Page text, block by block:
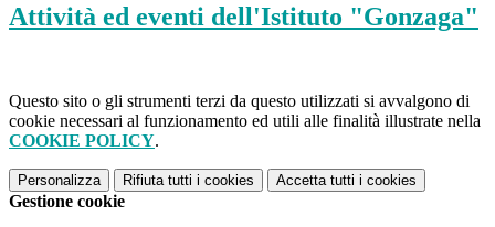
Attività ed eventi dell'Istituto "Gonzaga"
Questo sito o gli strumenti terzi da questo utilizzati si avvalgono di
cookie necessari al funzionamento ed utili alle finalità illustrate nella
COOKIE POLICY.
Personalizza Rifiuta tutti i cookies Accetta tutti i cookies
Gestione cookie